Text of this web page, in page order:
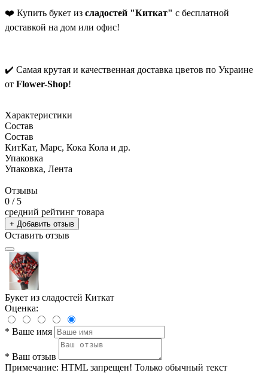
❤️ Купить букет из сладостей "Киткат" с бесплатной
доставкой на дом или офис!
✔️ Самая крутая и качественная доставка цветов по Украине
от Flower-Shop!
Характеристики
Состав
Состав
КитКат, Марс, Кока Кола и др.
Упаковка
Упаковка, Лента
Отзывы
0 / 5
средний рейтинг товара
+ Добавить отзыв
Оставить отзыв
Букет из сладостей Киткат
Оценка:
* Ваше имя
* Ваш отзыв
Примечание: HTML запрещен! Только обычный текст